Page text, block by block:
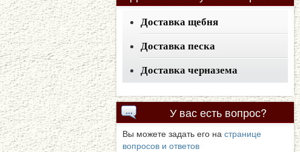
Доставка щебня
Доставка песка
Доставка черназема
Увас есть вопрос?
Вы можете задать его на странице
вопросов и ответов